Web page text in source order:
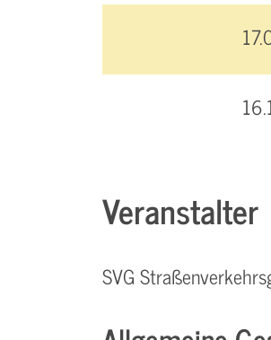
Veranstalter
SVG